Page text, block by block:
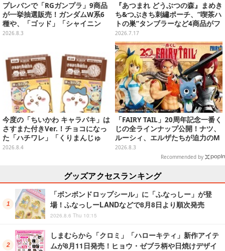
プレバンで「RGガンプラ」9商品
が一挙抽選販売！ガンダムW系6
種や、「ゴッド」「シャイニン
グ」も
2026.8.3
『あつまれ どうぶつの森』まめき
ち&つぶきち刺繡ポーチ、”喫茶ハ
トの巣”タンブラーなど4商品がフ
ァミリーマートにて再登場！
2026.7.17
今度の「ちいかわ キャラパキ」は
さすまた付きVer.！チョコになっ
た「ハチワレ」「くりまんじゅ
う」たちも可愛い全8種
2026.8.4
「FAIRY TAIL」20周年記念一番く
じの全ラインナップ公開！ナツ、
ルーシィ、エルザたちが迫力のM
ASTERLISEで初登場
2026.8.3
Recommended by
グッズアクセスランキング
「ボンボンドロップシール」に「ふなっしー」が登
場！ふなっしーLANDなどで8月8日より順次発売
2026.8.6 Thu 10:15
しまむらから「クロミ」「ハローキティ」新作アイテ
ムが8月11日発売！ヒョウ・ゼブラ柄や日焼けデザイ